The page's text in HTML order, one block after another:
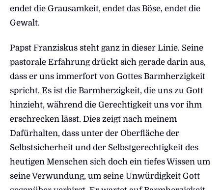
endet die Grausamkeit, endet das Böse, endet die
Gewalt.
Papst Franziskus steht ganz in dieser Linie. Seine
pastorale Erfahrung drückt sich gerade darin aus,
dass er uns immerfort von Gottes Barm­herzigkeit
spricht. Es ist die Barmherzigkeit, die uns zu Gott
hinzieht, während die Gerechtigkeit uns vor ihm
erschrecken lässt. Dies zeigt nach meinem
Dafürhalten, dass unter der Oberfläche der
Selbstsicherheit und der Selbstgerechtigkeit des
heutigen Menschen sich doch ein tiefes Wissen um
seine Verwundung, um seine Unwürdigkeit Gott